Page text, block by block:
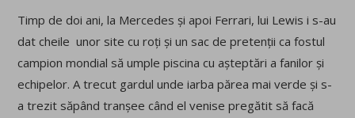
Timp de doi ani, la Mercedes și apoi Ferrari, lui Lewis i s-au
dat cheile unor site cu roți și un sac de pretenții ca fostul
campion mondial să umple piscina cu așteptări a fanilor și
echipelor. A trecut gardul unde iarba părea mai verde și s-
a trezit săpând tranșee când el venise pregătit să facă